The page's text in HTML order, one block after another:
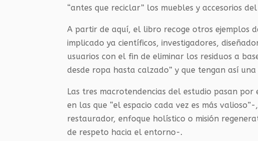
“antes que reciclar” los muebles y accesorios
A partir de aquí, el libro recoge otros ejemplos
implicado ya científicos, investigadores,
usuarios con el fin de eliminar los residuos a
desde ropa hasta calzado” y que tengan así una
Las tres macrotendencias del estudio pasan
en las que “el espacio cada vez es más
restaurador, enfoque holístico o misión
de respeto hacia el entorno-.